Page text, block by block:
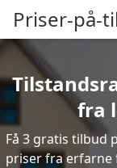
Priser-på-
fra
Få 3 gratis tilbud
priser fra erfarne